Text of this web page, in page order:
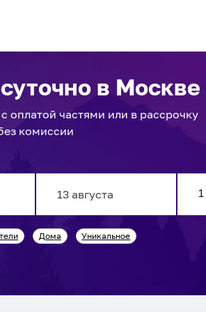
в Москве
оплатой частями или в рассрочку
комиссии
backward
Дома Уникальное